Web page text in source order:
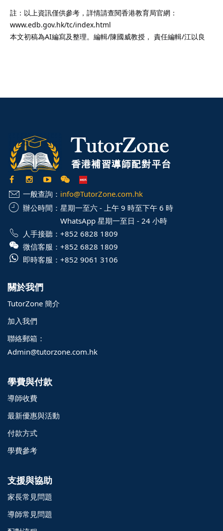
註：以上資訊僅供參考，詳情請查閱香港教育局官網：
www.edb.gov.hk/tc/index.html
本文初稿為AI編寫及整理。編輯/陳國威教授， 責任編輯/江以良
一般查詢： info@TutorZone.com.hk
辦公時間： 星期一至六 - 上午 9 時至下午 6 時
WhatsApp 星期一至日 - 24 小時
人手接聽： +852 6828 1809
微信客服： +852 6828 1809
即時客服： +852 9061 3106
關於我們
TutorZone 簡介
加入我們
聯絡郵箱：
Admin@tutorzone.com.hk
學費與付款
導師收費
最新優惠與活動
付款方式
學費參考
支援與協助
家長常見問題
導師常見問題